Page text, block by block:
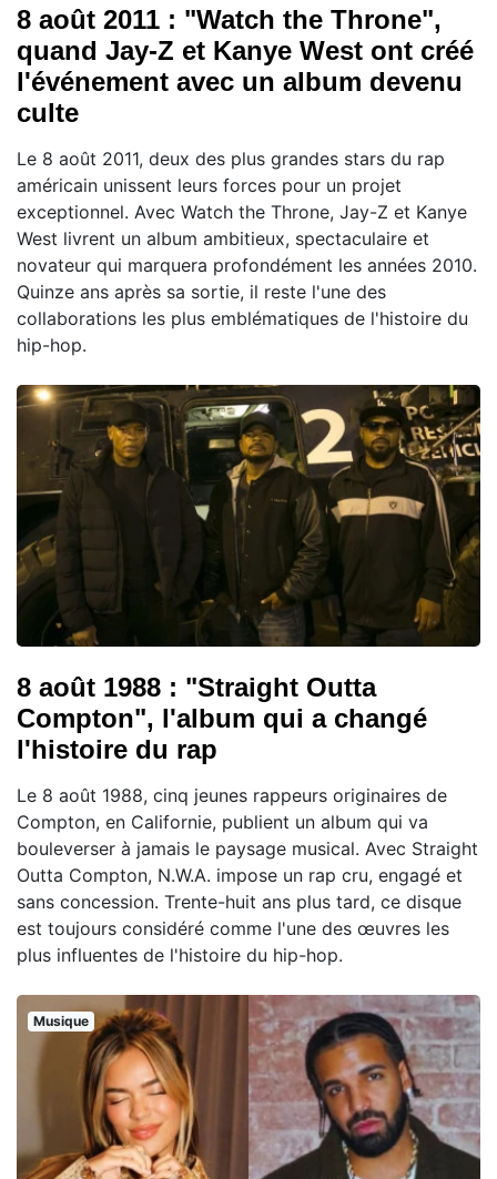
8 août 2011 : "Watch the Throne",
quand Jay-Z et Kanye West ont créé
l'événement avec un album devenu
culte
Le 8 août 2011, deux des plus grandes stars du rap
américain unissent leurs forces pour un projet
exceptionnel. Avec Watch the Throne, Jay-Z et Kanye
West livrent un album ambitieux, spectaculaire et
novateur qui marquera profondément les années 2010.
Quinze ans après sa sortie, il reste l'une des
collaborations les plus emblématiques de l'histoire du
hip-hop.
8 août 1988 : "Straight Outta
Compton", l'album qui a changé
l'histoire du rap
Le 8 août 1988, cinq jeunes rappeurs originaires de
Compton, en Californie, publient un album qui va
bouleverser à jamais le paysage musical. Avec Straight
Outta Compton, N.W.A. impose un rap cru, engagé et
sans concession. Trente-huit ans plus tard, ce disque
est toujours considéré comme l'une des œuvres les
plus influentes de l'histoire du hip-hop.
Musique